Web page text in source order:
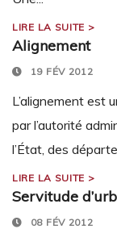
LIRE LA SUITE >
Alignement
19 FÉV 2012
L’alignement est
par l’autorité
l’État, des
LIRE LA SUITE >
Servitude
08 FÉV 2012